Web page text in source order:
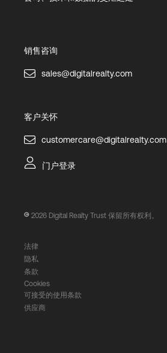
销售咨询
sales@digitalrealty.com
客户关怀
customercare@digitalrealty.com
门户登录
2026 Digital Realty Trust 保留所有权利。
法律
隐私
条款
Cookies
可接受的使用条款
供应商